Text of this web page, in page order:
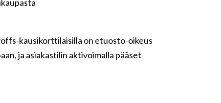
kausikorttilaisilla on etuosto-oikeus
ja asiakastilin aktivoimalla pääset